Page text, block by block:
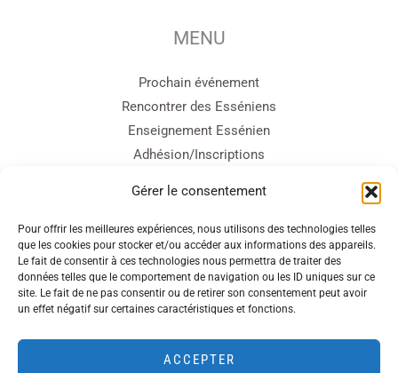
Gérer le consentement
Pour offrir les meilleures expériences, nous utilisons des technologies telles
que les cookies pour stocker et/ou accéder aux informations des appareils.
Le fait de consentir à ces technologies nous permettra de traiter des
données telles que le comportement de navigation ou les ID uniques sur ce
site. Le fait de ne pas consentir ou de retirer son consentement peut avoir
un effet négatif sur certaines caractéristiques et fonctions.
ACCEPTER
MENU
Prochain événement
Rencontrer des Esséniens
Enseignement Essénien
Adhésion/Inscriptions
sites amis
Ecole Essénienne
Boutique Terra Essenia